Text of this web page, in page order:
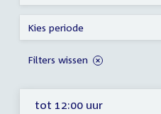
tot 12:00 uur
Kies periode
Filters wissen